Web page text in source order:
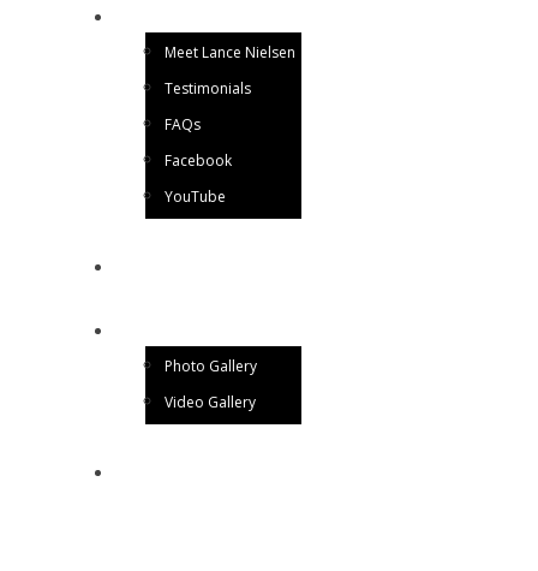
Meet Lance Nielsen
Testimonials
FAQs
Facebook
YouTube
Photo Gallery
Video Gallery